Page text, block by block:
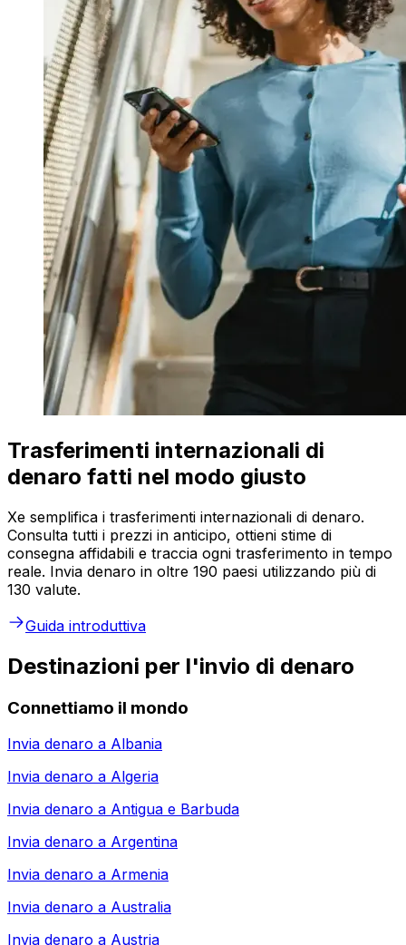
Trasferimenti internazionali di
denaro fatti nel modo giusto
Xe semplifica i trasferimenti internazionali di denaro.
Consulta tutti i prezzi in anticipo, ottieni stime di
consegna affidabili e traccia ogni trasferimento in tempo
reale. Invia denaro in oltre 190 paesi utilizzando più di
130 valute.
Guida introduttiva
Destinazioni per l'invio di denaro
Connettiamo il mondo
Invia denaro a Albania
Invia denaro a Algeria
Invia denaro a Antigua e Barbuda
Invia denaro a Argentina
Invia denaro a Armenia
Invia denaro a Australia
Invia denaro a Austria